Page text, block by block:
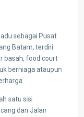
sebagai Pusat
Batam, terdiri
basah, food court
berniaga ataupun
satu sisi
dan Jalan